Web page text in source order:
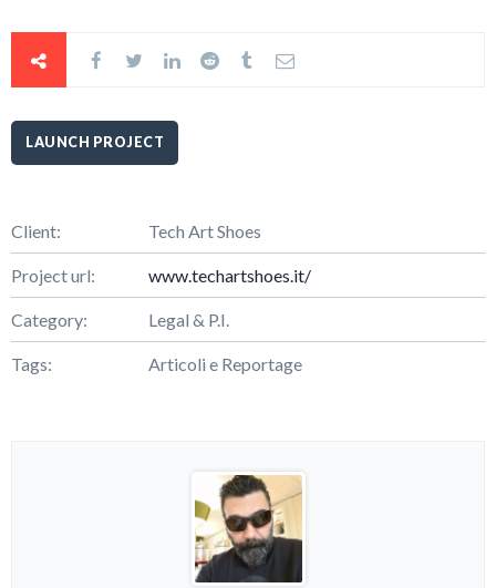
LAUNCH PROJECT
Client: Tech Art Shoes
Project url: www.techartshoes.it/
Category: Legal & P.I.
Tags: Articoli e Reportage